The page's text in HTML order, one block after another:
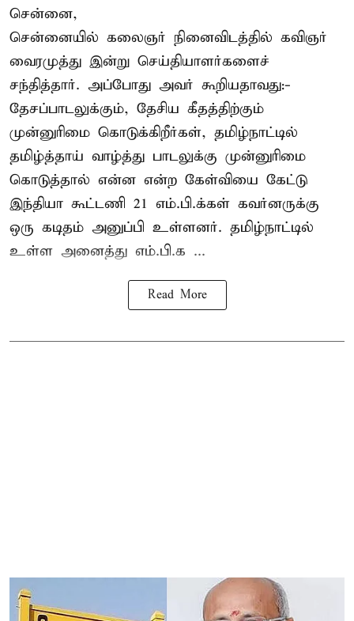
சென்னை,
சென்னையில் கலைஞர் நினைவிடத்தில் கவிஞர்
வைரமுத்து இன்று செய்தியாளர்களைச்
சந்தித்தார். அப்போது அவர் கூறியதாவது:-
தேசப்பாடலுக்கும், தேசிய கீதத்திற்கும்
முன்னுரிமை கொடுக்கிறீர்கள், தமிழ்நாட்டில்
தமிழ்த்தாய் வாழ்த்து பாடலுக்கு முன்னுரிமை
கொடுத்தால் என்ன என்ற கேள்வியை கேட்டு
இந்தியா கூட்டணி 21 எம்.பி.க்கள் கவர்னருக்கு
ஒரு கடிதம் அனுப்பி உள்ளனர். தமிழ்நாட்டில்
உள்ள அனைத்து எம்.பி.க ...
Read More